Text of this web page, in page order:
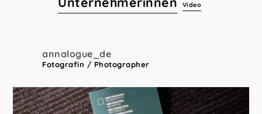
Video
annalogue_de
Fotografin / Photographer